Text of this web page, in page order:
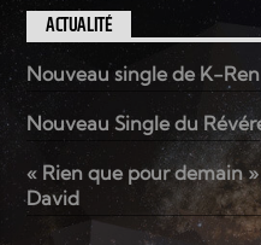
ACTUALITÉ
Nouveau single de K-
Nouveau Single du
« Rien que pour demain
David